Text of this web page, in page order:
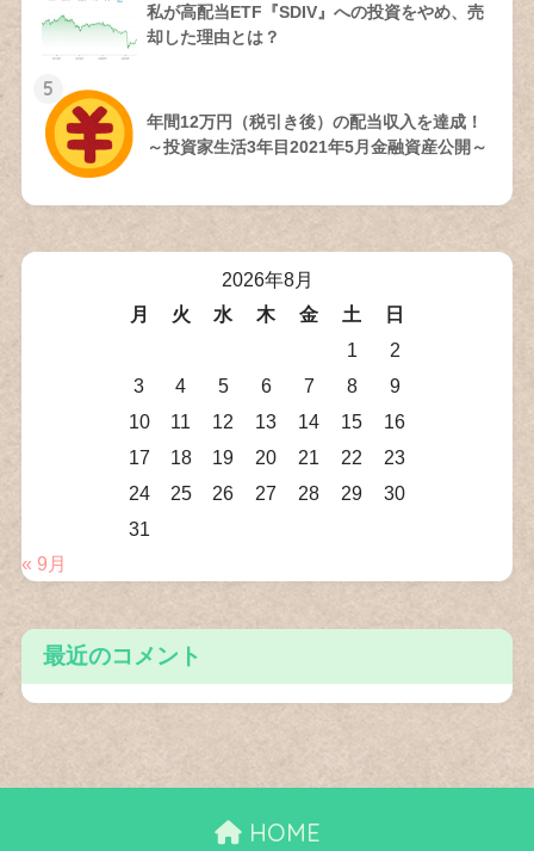
私が高配当ETF『SDIV』への投資をやめ、売
却した理由とは？
5
年間12万円（税引き後）の配当収入を達成！
～投資家生活3年目2021年5月金融資産公開～
2026年8月
月
火 水 木 金 土
日
1
2
3
4 5 6 7 8
9
10
11 12 13 14 15
16
17
18 19 20 21 22
23
24
25 26 27 28 29
30
31
« 9月
最近のコメント
HOME